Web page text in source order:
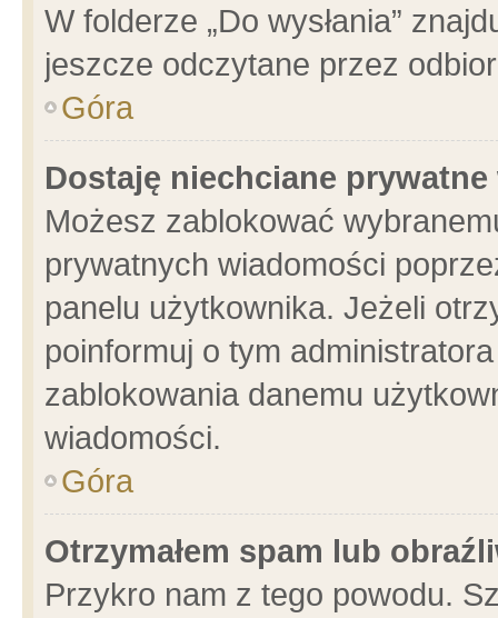
W folderze „Do wysłania”
jeszcze odczytane przez
Góra
Dostaję niechciane
Możesz zablokować
prywatnych wiadomości
panelu użytkownika. Jeżeli
poinformuj o tym
zablokowania danemu
wiadomości.
Góra
Otrzymałem spam lub
Przykro nam z tego powodu.